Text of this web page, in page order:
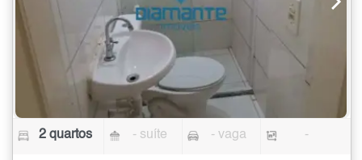
2 quartos - suíte - vaga -